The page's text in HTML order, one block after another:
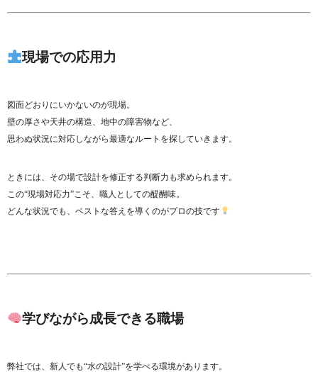
現場での応用力
図面どおりにいかないのが現場。
壁の厚さや天井の構造、地中の障害物など、
思わぬ状況に対応しながら最適なルートを探していきます。
ときには、その場で設計を修正する判断力も求められます。
この“現場対応力”こそ、職人としての醍醐味。
どんな状況でも、ベストな答えを導くのがプロの技です
学びながら成長できる職場
弊社では、新人でも“水の設計”を学べる環境があります。